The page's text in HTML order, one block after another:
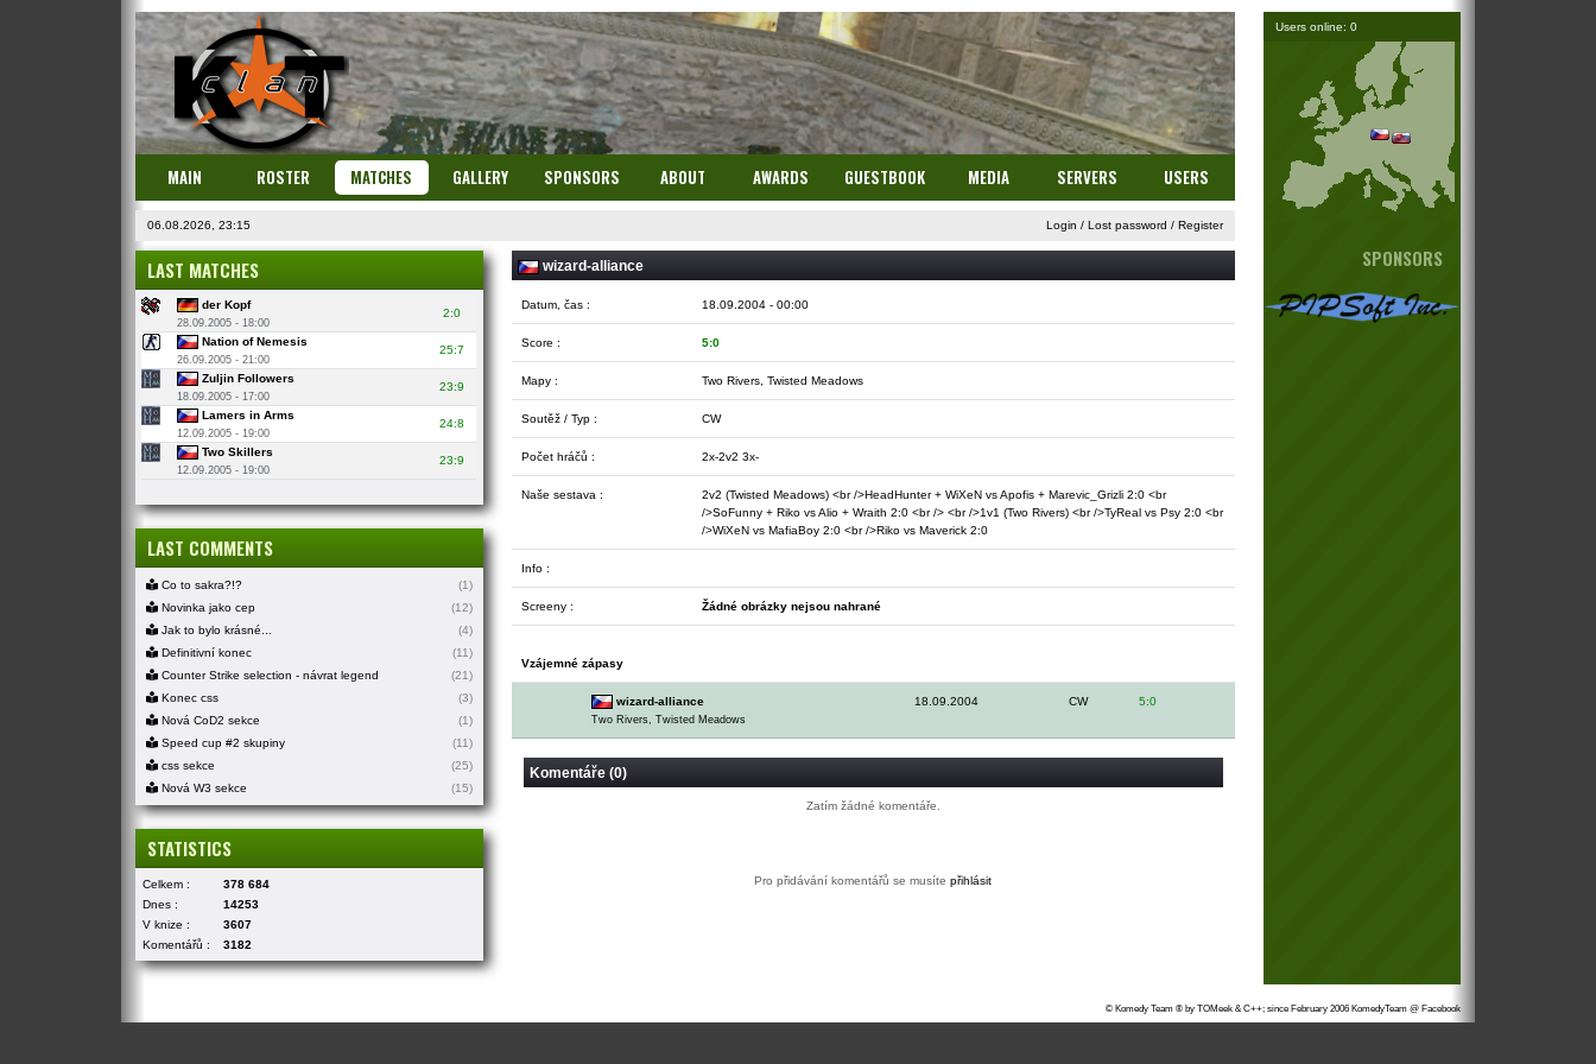
MAIN ROSTER MATCHES GALLERY SPONSORS ABOUT AWARDS GUESTBOOK MEDIA SERVERS USERS
06.08.2026, 23:15 Login / Lost password / Register
LAST MATCHES
der Kopf
28.09.2005 - 18:00
2:0
Nation of Nemesis
26.09.2005 - 21:00
25:7
Zuljin Followers
18.09.2005 - 17:00
23:9
Lamers in Arms
12.09.2005 - 19:00
24:8
Two Skillers
12.09.2005 - 19:00
23:9
LAST COMMENTS
Co to sakra?!?
(1)
Novinka jako cep
(12)
Jak to bylo krásné...
(4)
Definitivní konec
(11)
Counter Strike selection - návrat legend
(21)
Konec css
(3)
Nová CoD2 sekce
(1)
Speed cup #2 skupiny
(11)
css sekce
(25)
Nová W3 sekce
(15)
STATISTICS
Celkem :
378 684
Dnes :
14253
V knize :
3607
Komentářů :
3182
wizard-alliance
Datum, čas : 18.09.2004 - 00:00
Score : 5:0
Mapy : Two Rivers, Twisted Meadows
Soutěž / Typ : CW
Počet hráčů : 2x-2v2 3x-
Naše sestava :
2v2 (Twisted Meadows) <br />HeadHunter + WiXeN vs Apofis + Marevic_Grizli 2:0 <br
/>SoFunny + Riko vs Alio + Wraith 2:0 <br /> <br />1v1 (Two Rivers) <br />TyReal vs Psy 2:0 <br
/>WiXeN vs MafiaBoy 2:0 <br />Riko vs Maverick 2:0
Info :
Screeny : Žádné obrázky nejsou nahrané
Vzájemné zápasy
wizard-alliance
Two Rivers, Twisted Meadows
18.09.2004 CW 5:0
Komentáře (0)
Zatím žádné komentáře.
Pro přidávání komentářů se musítepřihlásit
Users online: 0
SPONSORS
© Komedy Team ® by TOMeek & C++; since February 2006 KomedyTeam @ Facebook